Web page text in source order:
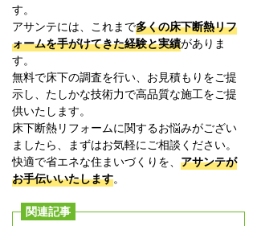
す。
アサンテには、これまで多くの床下断熱リフ
ォームを手がけてきた経験と実績がありま
す。
無料で床下の調査を行い、お見積もりをご提
示し、たしかな技術力で高品質な施工をご提
供いたします。
床下断熱リフォームに関するお悩みがござい
ましたら、まずはお気軽にご相談ください。
快適で省エネな住まいづくりを、 アサンテが
お手伝いいたします。
関連記事